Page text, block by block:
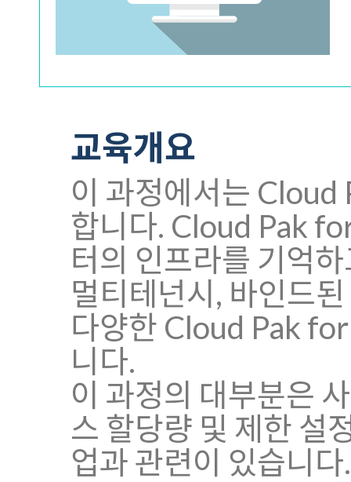
교육개요
이 과정에서는 Cloud
합니다. Cloud Pak
터의 인프라를 기억
멀티테넌시, 바인드
다양한 Cloud Pak
니다.
이 과정의 대부분은
스 할당량 및 제한 설
업과 관련이 있습니다.